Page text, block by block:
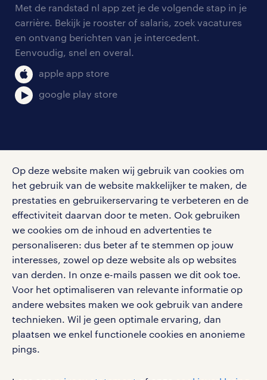
Op deze website maken wij gebruik van cookies om
het gebruik van de website makkelijker te maken, de
prestaties en gebruikerservaring te verbeteren en de
effectiviteit daarvan door te meten. Ook gebruiken
we cookies om de inhoud en advertenties te
personaliseren: dus beter af te stemmen op jouw
interesses, zowel op deze website als op websites
van derden. In onze e-mails passen we dit ook toe.
Voor het optimaliseren van relevante informatie op
andere websites maken we ook gebruik van andere
technieken. Wil je geen optimale ervaring, dan
plaatsen we enkel functionele cookies en anonieme
pings.
personeel gezocht
aanmelden nieuwsbrief
blogs en artikelen
salarischecker
bruto-netto calculator
onze vestigingen
pers
klachten en misstanden
Met de randstad nl app zet je de volgende stap in je
carrière. Bekijk je rooster of salaris, zoek vacatures
en ontvang berichten van je intercedent.
Eenvoudig, snel en overal.
apple app store
google play store
Volg ons voor de leukste content omtrent
vacatures, solliciteren en inspiratie.
werken bij randstad
gebruikersvoorwaarden
privacystatement
cookies
disclaimer
sitemap